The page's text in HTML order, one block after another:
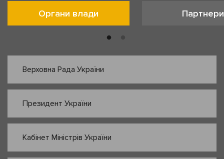
Органи влади Партнери
Верховна Рада України
Президент України
Кабінет Міністрів України